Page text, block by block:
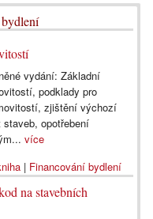
vydání: Základní
podklady pro
zjištění výchozí
opotřebení
více
| Financování bydlení
na stavebních